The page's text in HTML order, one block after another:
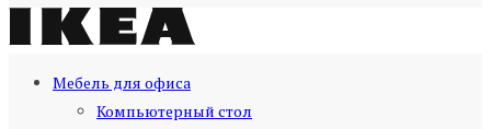
Мебель для офиса
Компьютерный стол